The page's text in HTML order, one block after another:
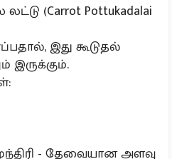
(Carrot Pottukadalai
இது கூடுதல்
இருக்கும்.
- தேவையான அளவு